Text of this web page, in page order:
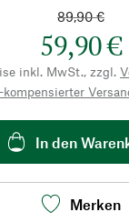
89,90 €
59,90 €
inkl. MwSt., zzgl.
kompensierter
In den
Merken